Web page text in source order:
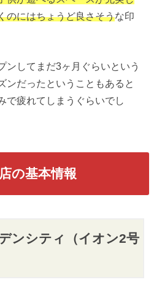
のにはちょうど良さそうな印
ンしてまだ3ヶ月ぐらいという
ンだったということもあると
で疲れてしまうぐらいでし
の基本情報
ンシティ（イオン2号